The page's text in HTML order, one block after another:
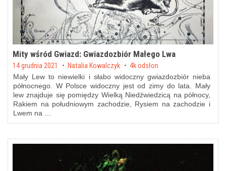
Mity wśród Gwiazd: Gwiazdozbiór Małego Lwa
Posted on
14 grudnia 2021 byNatalia Kowalczyk 4k odsłon
Mały Lew to niewielki i słabo widoczny gwiazdozbiór nieba
północnego. W Polsce widoczny jest od zimy do lata. Mały
lew znajduje się pomiędzy Wielką Niedźwiedzicą na północy,
Rakiem na południowym zachodzie, Rysiem na zachodzie i
Lwem na …